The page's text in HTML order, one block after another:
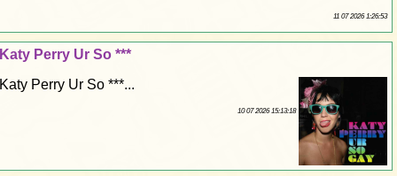
11 07 2026 1:26:53
Katy Perry Ur So ***
Katy Perry Ur So ***...
10 07 2026 15:13:18